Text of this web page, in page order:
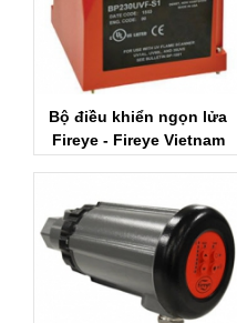
Bộ điều khiển ngọn lửa
Fireye - Fireye Vietnam